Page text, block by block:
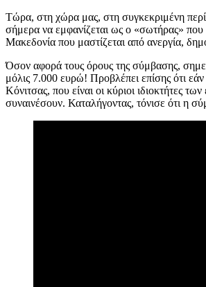
Τώρα, στη χώρα μας, στη συγκεκριμένη
σήμερα να εμφανίζεται ως ο «σωτήρας» που
Μακεδονία που μαστίζεται από ανεργία,
Όσον αφορά τους όρους της σύμβασης,
μόλις 7.000 ευρώ! Προβλέπει επίσης ότι
Κόνιτσας, που είναι οι κύριοι ιδιοκτήτες
συναινέσουν. Καταλήγοντας, τόνισε ότι η